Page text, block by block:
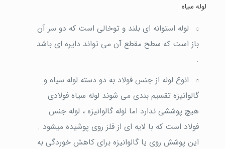
لوله سیاه
لوله استوانه ای بلند و توخالی است که دو سر آن
باز است که سطح مقطع آن می تواند دایره ای باشد
.
انوع لوله از جنس فولاد به دو دسته لوله سیاه و
گالوانیزه تقسیم بندی می شوند لوله سیاه فولادی
هیچ پوششی ندارد اما لوله گالوانیزه ، لوله جنس
فولاد است که با لایه ای از فلز روی پوشیده میشود .
این پوشش روی یا گالوانیزه برای کاهش خوردگی به